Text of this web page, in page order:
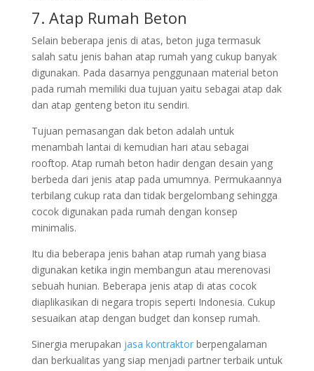
7. Atap Rumah Beton
Selain beberapa jenis di atas, beton juga termasuk
salah satu jenis bahan atap rumah yang cukup banyak
digunakan. Pada dasarnya penggunaan material beton
pada rumah memiliki dua tujuan yaitu sebagai atap dak
dan atap genteng beton itu sendiri.
Tujuan pemasangan dak beton adalah untuk
menambah lantai di kemudian hari atau sebagai
rooftop. Atap rumah beton hadir dengan desain yang
berbeda dari jenis atap pada umumnya. Permukaannya
terbilang cukup rata dan tidak bergelombang sehingga
cocok digunakan pada rumah dengan konsep
minimalis.
Itu dia beberapa jenis bahan atap rumah yang biasa
digunakan ketika ingin membangun atau merenovasi
sebuah hunian. Beberapa jenis atap di atas cocok
diaplikasikan di negara tropis seperti Indonesia. Cukup
sesuaikan atap dengan budget dan konsep rumah.
Sinergia merupakan jasa kontraktorberpengalaman
dan berkualitas yang siap menjadi partner terbaik untuk